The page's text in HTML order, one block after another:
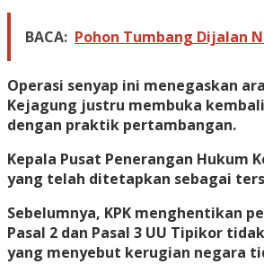
BACA: Pohon Tumbang Dijalan
Operasi senyap ini menegaskan
Kejagung justru membuka
dengan praktik pertambangan.
Kepala Pusat Penerangan
yang telah ditetapkan sebagai
Sebelumnya, KPK menghentikan
Pasal 2 dan Pasal 3 UU Tipikor
yang menyebut kerugian negara